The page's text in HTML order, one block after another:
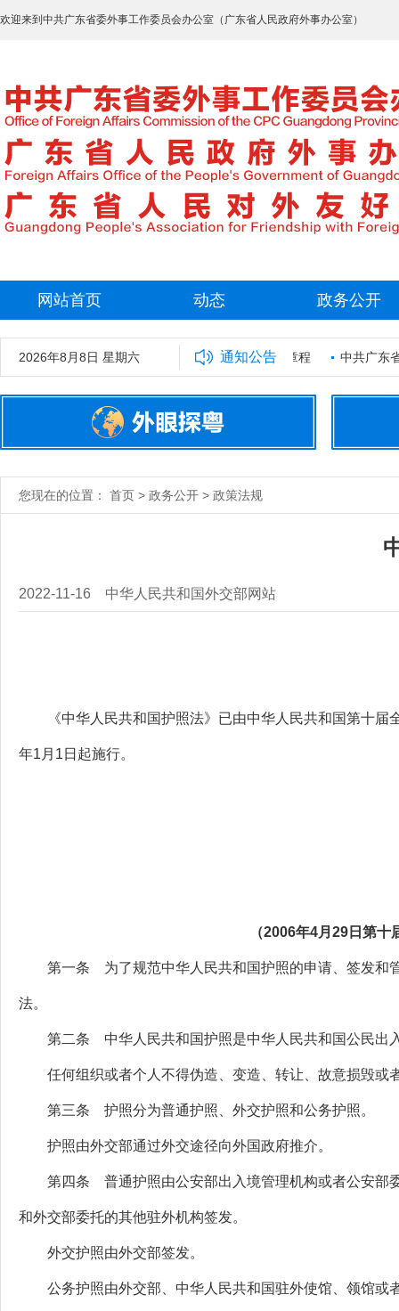
欢迎来到中共广东省委外事工作委员会办公室（广东省人民政府外事办公室）
网站首页 动态 政务公开
2026年8月8日 星期六 通知公告
用工作人员名单公示 广东省外事保障中心章程 中共广东省
您现在的位置： 首页 > 政务公开 > 政策法规
2022-11-16 中华人民共和国外交部网站
《中华人民共和国护照法》已由中华人民共和国第十届
年1月1日起施行。
（2006年4月29日第
第一条 为了规范中华人民共和国护照的申请、签发和管
法。
第二条 中华人民共和国护照是中华人民共和国公民出
任何组织或者个人不得伪造、变造、转让、故意损毁或
第三条 护照分为普通护照、外交护照和公务护照。
护照由外交部通过外交途径向外国政府推介。
第四条 普通护照由公安部出入境管理机构或者公安部委
和外交部委托的其他驻外机构签发。
外交护照由外交部签发。
公务护照由外交部、中华人民共和国驻外使馆、领馆或